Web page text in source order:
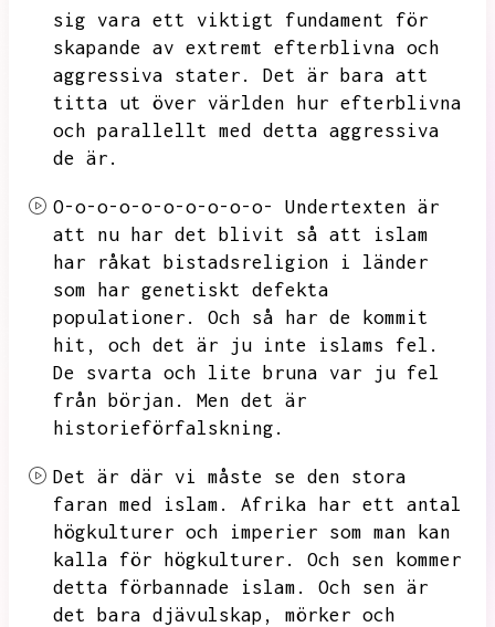
sig vara ett viktigt fundament för
skapande av extremt efterblivna och
aggressiva stater.
Det är bara att
titta ut över världen hur efterblivna
och parallellt med detta aggressiva
de är.
O-o-o-o-o-o-o-o-o-o-
Undertexten är
att nu har det blivit så att islam
har råkat bistadsreligion i länder
som har genetiskt defekta
populationer.
Och så har de kommit
hit,
och det är ju inte islams fel.
De svarta och lite bruna var ju fel
från början.
Men det är
historieförfalskning.
Det är där vi måste se den stora
faran med islam.
Afrika har ett antal
högkulturer och imperier som man kan
kalla för högkulturer.
Och sen kommer
detta förbannade islam.
Och sen är
det bara djävulskap,
mörker och